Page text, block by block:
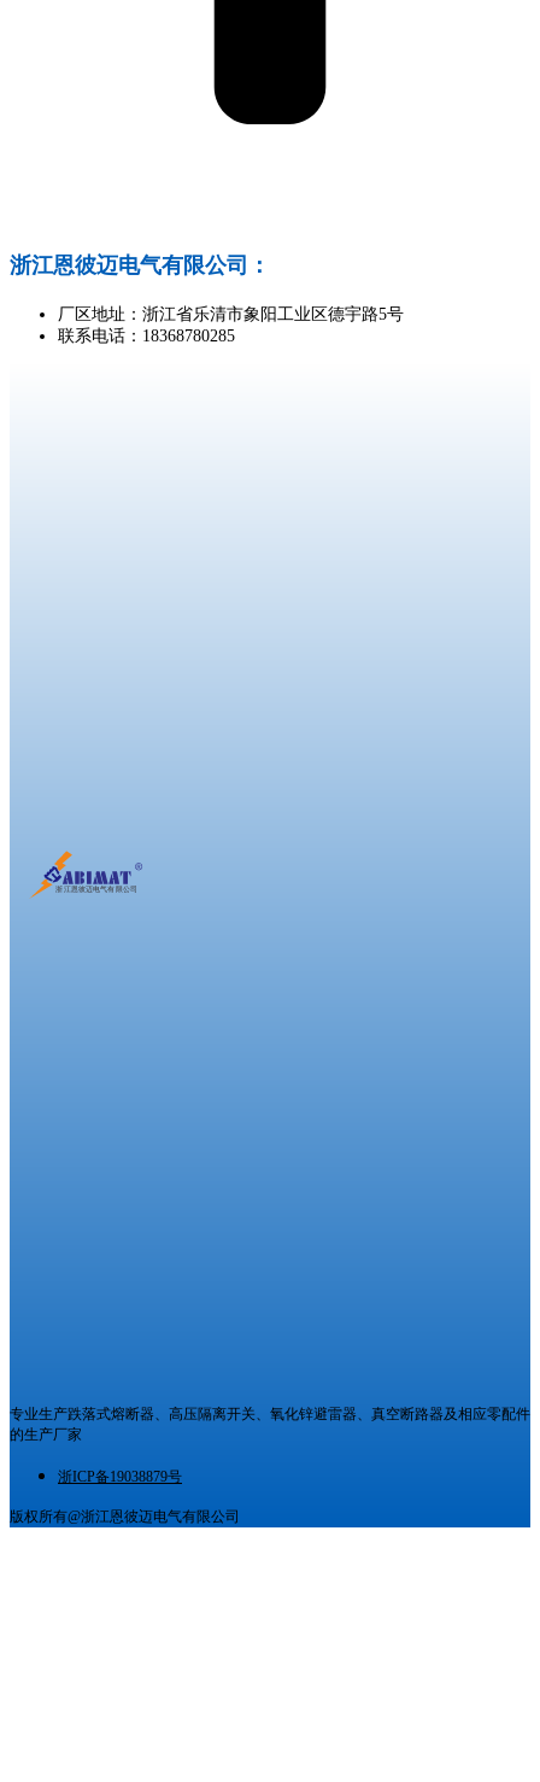
浙江恩彼迈电气有限公司：
厂区地址：浙江省乐清市象阳工业区德宇路5号
联系电话：18368780285
专业生产跌落式熔断器、高压隔离开关、氧化锌避雷器、真空断路器及相应零配件
的生产厂家
浙ICP备19038879号
版权所有@浙江恩彼迈电气有限公司